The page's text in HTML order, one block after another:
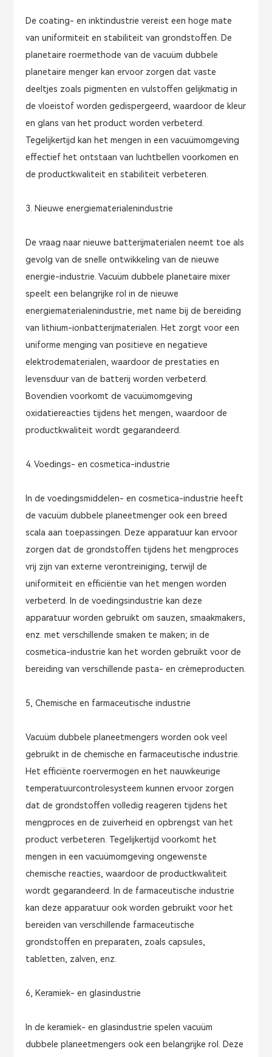
De coating- en inktindustrie vereist een hoge mate
van uniformiteit en stabiliteit van grondstoffen. De
planetaire roermethode van de vacuüm dubbele
planetaire menger kan ervoor zorgen dat vaste
deeltjes zoals pigmenten en vulstoffen gelijkmatig in
de vloeistof worden gedispergeerd, waardoor de kleur
en glans van het product worden verbeterd.
Tegelijkertijd kan het mengen in een vacuümomgeving
effectief het ontstaan ​​van luchtbellen voorkomen en
de productkwaliteit en stabiliteit verbeteren.
3. Nieuwe energiematerialenindustrie
De vraag naar nieuwe batterijmaterialen neemt toe als
gevolg van de snelle ontwikkeling van de nieuwe
energie-industrie. Vacuüm dubbele planetaire mixer
speelt een belangrijke rol in de nieuwe
energiematerialenindustrie, met name bij de bereiding
van lithium-ionbatterijmaterialen. Het zorgt voor een
uniforme menging van positieve en negatieve
elektrodematerialen, waardoor de prestaties en
levensduur van de batterij worden verbeterd.
Bovendien voorkomt de vacuümomgeving
oxidatiereacties tijdens het mengen, waardoor de
productkwaliteit wordt gegarandeerd.
4. Voedings- en cosmetica-industrie
In de voedingsmiddelen- en cosmetica-industrie heeft
de vacuüm dubbele planeetmenger ook een breed
scala aan toepassingen. Deze apparatuur kan ervoor
zorgen dat de grondstoffen tijdens het mengproces
vrij zijn van externe verontreiniging, terwijl de
uniformiteit en efficiëntie van het mengen worden
verbeterd. In de voedingsindustrie kan deze
apparatuur worden gebruikt om sauzen, smaakmakers,
enz. met verschillende smaken te maken; in de
cosmetica-industrie kan het worden gebruikt voor de
bereiding van verschillende pasta- en crèmeproducten.
5, Chemische en farmaceutische industrie
Vacuüm dubbele planeetmengers worden ook veel
gebruikt in de chemische en farmaceutische industrie.
Het efficiënte roervermogen en het nauwkeurige
temperatuurcontrolesysteem kunnen ervoor zorgen
dat de grondstoffen volledig reageren tijdens het
mengproces en de zuiverheid en opbrengst van het
product verbeteren. Tegelijkertijd voorkomt het
mengen in een vacuümomgeving ongewenste
chemische reacties, waardoor de productkwaliteit
wordt gegarandeerd. In de farmaceutische industrie
kan deze apparatuur ook worden gebruikt voor het
bereiden van verschillende farmaceutische
grondstoffen en preparaten, zoals capsules,
tabletten, zalven, enz.
6, Keramiek- en glasindustrie
In de keramiek- en glasindustrie spelen vacuüm
dubbele planeetmengers ook een belangrijke rol. Deze